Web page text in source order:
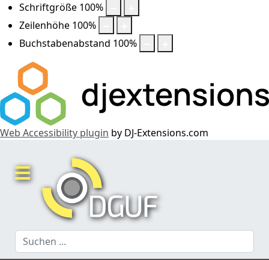
Schriftgröße 100%
Zeilenhöhe 100%
Buchstabenabstand 100%
Web Accessibility plugin by DJ-Extensions.com
Suchen
...